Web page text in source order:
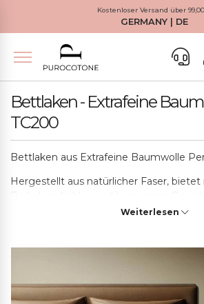
Kostenloser Versand über
GERMANY | DE
Bettlaken - Extrafeine
TC200
Bettlaken aus Extrafeine Baumwolle
Hergestellt aus natürlicher Faser,
hochsaugfähig, es kann viel
verleiht dem Stoff eine sanfte und eine
nach jeder Wäsche zunimmt. Unsere
hochwertigen, 100% reinen Baumwoll-
Weiterlesen